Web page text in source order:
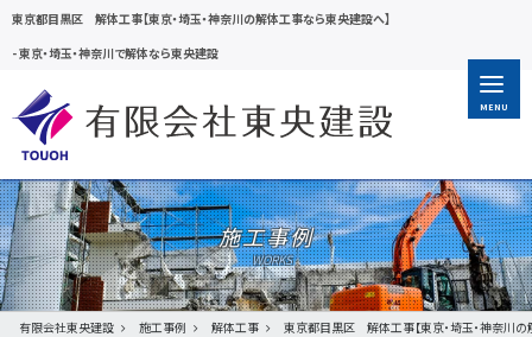
東京都目黒区 解体工事【東京・埼玉・神奈川の解体工事なら東央建設へ】
-東京・埼玉・神奈川で解体なら東央建設
MENU
施工事例
有限会社東央建設 施工事例 解体工事 東京都目黒区 解体工事【東京・埼玉・神奈川の